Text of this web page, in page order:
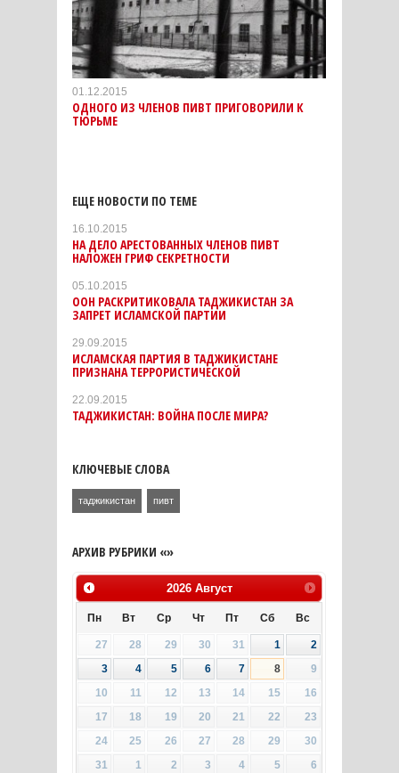
01.12.2015
ОДНОГО ИЗ ЧЛЕНОВ ПИВТ ПРИГОВОРИЛИ К
ТЮРЬМЕ
ЕЩЕ НОВОСТИ ПО ТЕМЕ
16.10.2015
НА ДЕЛО АРЕСТОВАННЫХ ЧЛЕНОВ ПИВТ
НАЛОЖЕН ГРИФ СЕКРЕТНОСТИ
05.10.2015
ООН РАСКРИТИКОВАЛА ТАДЖИКИСТАН ЗА
ЗАПРЕТ ИСЛАМСКОЙ ПАРТИИ
29.09.2015
ИСЛАМСКАЯ ПАРТИЯ В ТАДЖИКИСТАНЕ
ПРИЗНАНА ТЕРРОРИСТИЧЕСКОЙ
22.09.2015
ТАДЖИКИСТАН: ВОЙНА ПОCЛЕ МИРА?
КЛЮЧЕВЫЕ СЛОВА
таджикистан пивт
АРХИВ РУБРИКИ «»
2026 Август
Пн Вт Ср Чт Пт Сб Вс
27 28 29 30 31 1
2
3
4 5 6 7 8
9
10
11 12 13 14 15
16
17
18 19 20 21 22
23
24
25 26 27 28 29
30
31
1 2 3 4 5 6